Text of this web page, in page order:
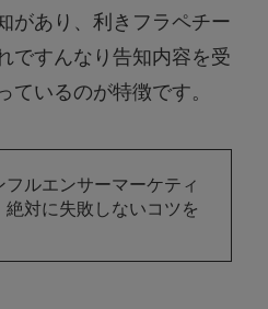
があり、利きフラペチー
ですんなり告知内容を受
ているのが特徴です。
フルエンサーマーケティ
絶対に失敗しないコツを